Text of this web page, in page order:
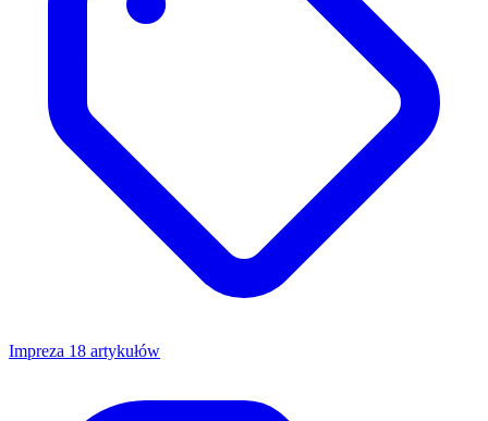
Impreza 18 artykułów